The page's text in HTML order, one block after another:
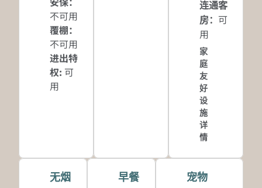
不可用
覆棚：
不可用
进出特
权: 可
用
连通客
房： 可
用
家
庭
友
好
设
施
详
情
无烟 早餐 宠物